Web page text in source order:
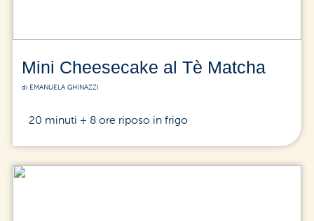
Mini Cheesecake al Tè Matcha
di EMANUELA GHINAZZI
20 minuti + 8 ore riposo in frigo